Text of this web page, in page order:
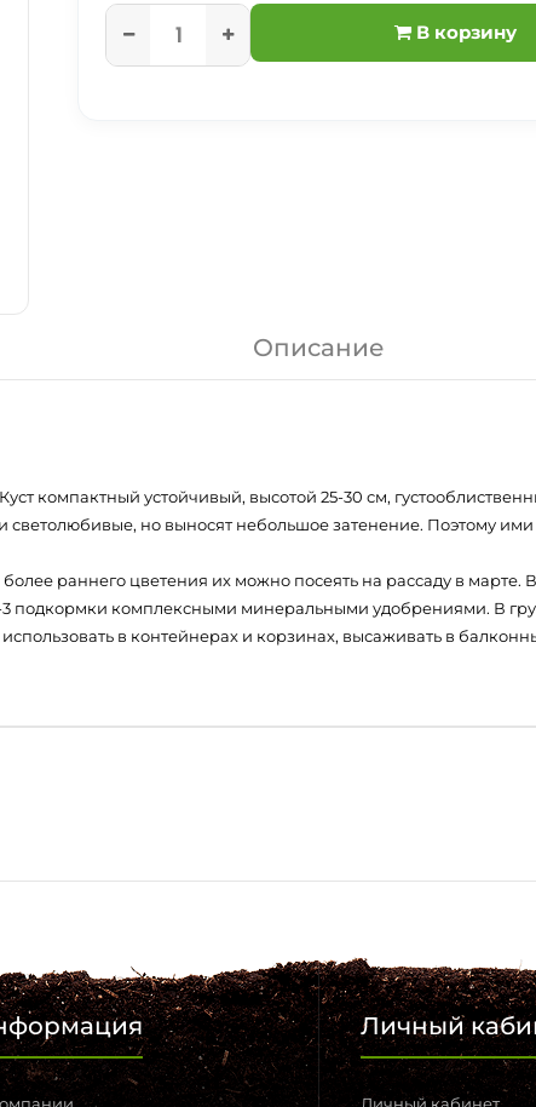
В корзину
Описание
компактный устойчивый, высотой 25-30 см,
светолюбивые, но выносят небольшое затенение. Поэтому
раннего цветения их можно посеять на рассаду в марте.
подкормки комплексными минеральными удобрениями. В
в контейнерах и корзинах, высаживать в
Личный